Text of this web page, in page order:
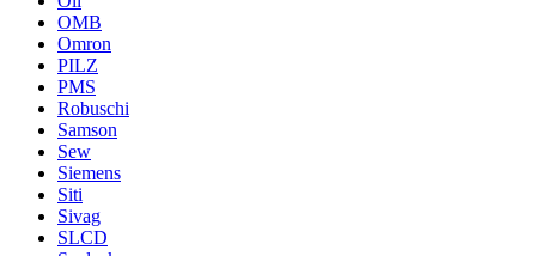
OMB
Omron
PILZ
PMS
Robuschi
Samson
Sew
Siemens
Siti
Sivag
SLCD